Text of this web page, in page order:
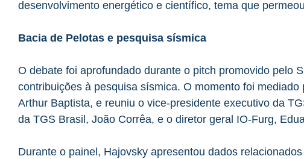
desenvolvimento energético e científico, tema que
Bacia de Pelotas e pesquisa sísmica
O debate foi aprofundado durante o pitch promovido pelo
contribuições à pesquisa sísmica. O momento foi
Arthur Baptista, e reuniu o vice-presidente executivo da
da TGS Brasil, João Corrêa, e o diretor geral IO-Furg,
Durante o painel, Hajovsky apresentou dados